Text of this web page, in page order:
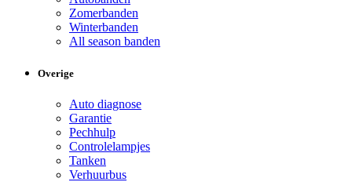
Zomerbanden
Winterbanden
All season banden
Overige
Auto diagnose
Garantie
Pechhulp
Controlelampjes
Tanken
Verhuurbus